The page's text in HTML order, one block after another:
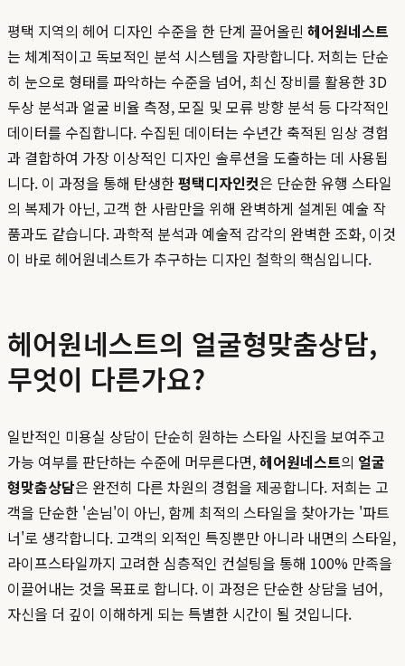
평택 지역의 헤어 디자인 수준을 한 단계 끌어올린 헤어원네스트
는 체계적이고 독보적인 분석 시스템을 자랑합니다. 저희는 단순
히 눈으로 형태를 파악하는 수준을 넘어, 최신 장비를 활용한 3D
두상 분석과 얼굴 비율 측정, 모질 및 모류 방향 분석 등 다각적인
데이터를 수집합니다. 수집된 데이터는 수년간 축적된 임상 경험
과 결합하여 가장 이상적인 디자인 솔루션을 도출하는 데 사용됩
니다. 이 과정을 통해 탄생한평택디자인컷은 단순한 유행 스타일
의 복제가 아닌, 고객 한 사람만을 위해 완벽하게 설계된 예술 작
품과도 같습니다. 과학적 분석과 예술적 감각의 완벽한 조화, 이것
이 바로 헤어원네스트가 추구하는 디자인 철학의 핵심입니다.
헤어원네스트의 얼굴형맞춤상담,
무엇이 다른가요?
일반적인 미용실 상담이 단순히 원하는 스타일 사진을 보여주고
가능 여부를 판단하는 수준에 머무른다면,헤어원네스트의 얼굴
형맞춤상담은 완전히 다른 차원의 경험을 제공합니다. 저희는 고
객을 단순한 '손님'이 아닌, 함께 최적의 스타일을 찾아가는 '파트
너'로 생각합니다. 고객의 외적인 특징뿐만 아니라 내면의 스타일,
라이프스타일까지 고려한 심층적인 컨설팅을 통해 100% 만족을
이끌어내는 것을 목표로 합니다. 이 과정은 단순한 상담을 넘어,
자신을 더 깊이 이해하게 되는 특별한 시간이 될 것입니다.